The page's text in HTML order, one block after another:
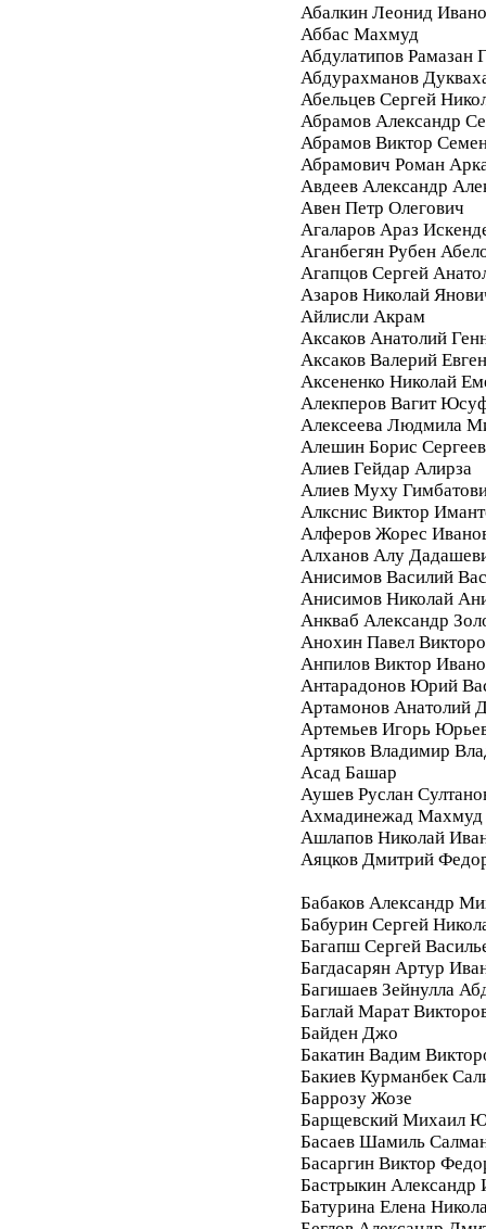
Абалкин Леонид
Аббас Махмуд
Абдулатипов Рамазан
Абдурахманов
Абельцев Сергей
Абрамов Александр
Абрамов Виктор
Абрамович Роман
Авдеев Александр
Авен Петр Олегович
Агаларов Араз
Аганбегян Рубен
Агапцов Сергей
Азаров Николай
Айлисли Акрам
Аксаков Анатолий
Аксаков Валерий
Аксененко Николай
Алекперов Вагит
Алексеева Людмила
Алешин Борис
Алиев Гейдар Алирза
Алиев Муху
Алкснис Виктор
Алферов Жорес
Алханов Алу
Анисимов Василий
Анисимов Николай
Анкваб Александр
Анохин Павел
Анпилов Виктор
Антарадонов Юрий
Артамонов Анатолий
Артемьев Игорь
Артяков Владимир
Асад Башар
Аушев Руслан
Ахмадинежад Махмуд
Ашлапов Николай
Аяцков Дмитрий
Бабаков Александр
Бабурин Сергей
Багапш Сергей
Багдасарян Артур
Багишаев Зейнулла
Баглай Марат
Байден Джо
Бакатин Вадим
Бакиев Курманбек
Баррозу Жозе
Барщевский Михаил
Басаев Шамиль
Басаргин Виктор
Бастрыкин Александр
Батурина Елена